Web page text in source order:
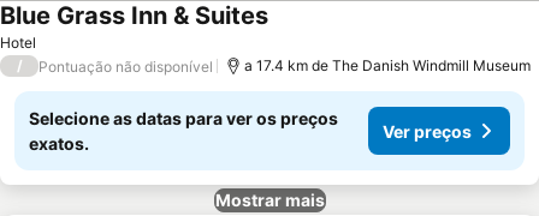
Hotel
Blue Grass Inn & Suites
/ Pontuação não disponível a 17.4 km de The Danish Windmill Museum
Selecione as datas para ver os preços
exatos.
Ver preços
Mostrar mais